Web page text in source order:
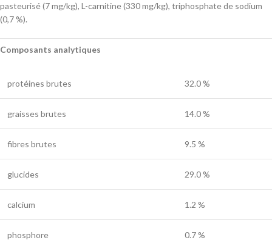
pasteurisé (7 mg/kg), L-carnitine (330 mg/kg), triphosphate de sodium
(0,7 %).
Composants analytiques
protéines brutes 32.0 %
graisses brutes 14.0 %
fibres brutes 9.5 %
glucides 29.0 %
calcium 1.2 %
phosphore 0.7 %